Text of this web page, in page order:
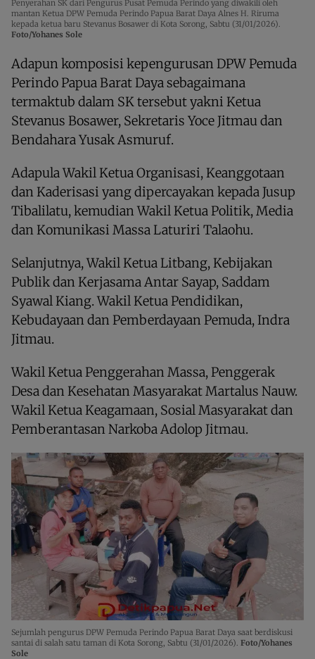
Penyerahan SK dari Pengurus Pusat Pemuda Perindo yang diwakili oleh
mantan Ketua DPW Pemuda Perindo Papua Barat Daya Alnes H. Riruma
kepada ketua baru Stevanus Bosawer di Kota Sorong, Sabtu (31/01/2026).
Foto/Yohanes Sole
Adapun komposisi kepengurusan DPW Pemuda
Perindo Papua Barat Daya sebagaimana
termaktub dalam SK tersebut yakni Ketua
Stevanus Bosawer, Sekretaris Yoce Jitmau dan
Bendahara Yusak Asmuruf.
Adapula Wakil Ketua Organisasi, Keanggotaan
dan Kaderisasi yang dipercayakan kepada Jusup
Tibalilatu, kemudian Wakil Ketua Politik, Media
dan Komunikasi Massa Laturiri Talaohu.
Selanjutnya, Wakil Ketua Litbang, Kebijakan
Publik dan Kerjasama Antar Sayap, Saddam
Syawal Kiang. Wakil Ketua Pendidikan,
Kebudayaan dan Pemberdayaan Pemuda, Indra
Jitmau.
Wakil Ketua Penggerahan Massa, Penggerak
Desa dan Kesehatan Masyarakat Martalus Nauw.
Wakil Ketua Keagamaan, Sosial Masyarakat dan
Pemberantasan Narkoba Adolop Jitmau.
Sejumlah pengurus DPW Pemuda Perindo Papua Barat Daya saat berdiskusi
santai di salah satu taman di Kota Sorong, Sabtu (31/01/2026). Foto/Yohanes
Sole